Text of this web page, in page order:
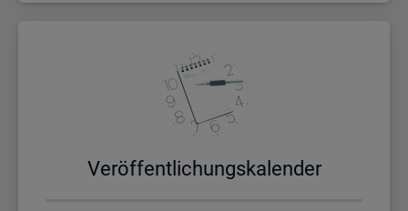
Ver­öf­fent­li­chungs­ka­len­der